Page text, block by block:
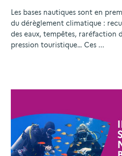
Les bases nautiques sont en
du dérèglement climatique :
des eaux, tempêtes, raréfaction
pression touristique… Ces ...